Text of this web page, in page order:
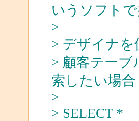
いうソフト
>
> デザイナ
> 顧客テーブ
索したい場合
>
> SELECT *